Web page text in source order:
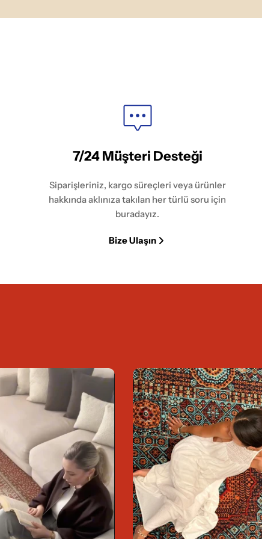
7/24 Müşteri Desteği
Siparişleriniz, kargo süreçleri veya ürünler
hakkında aklınıza takılan her türlü soru için
buradayız.
Bize Ulaşın